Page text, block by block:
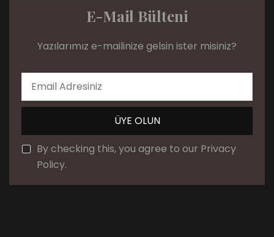
E-Mail Bülteni
Yazılarımız e-mailinize gelsin ister misiniz?
By checking this, you agree to our Privacy
Policy.